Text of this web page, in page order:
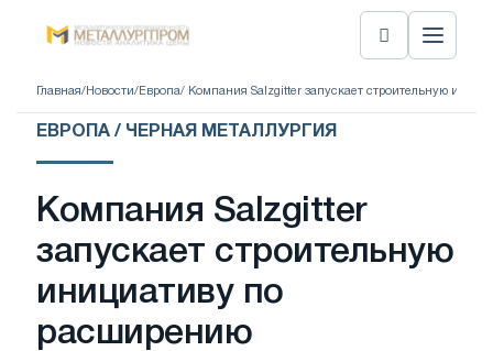
Главная/ Новости/ Европа/ Компания Salzgitter запускает строительную
ЕВРОПА / ЧЕРНАЯ МЕТАЛЛУРГИЯ
Компания Salzgitter
запускает строительную
инициативу по
расширению